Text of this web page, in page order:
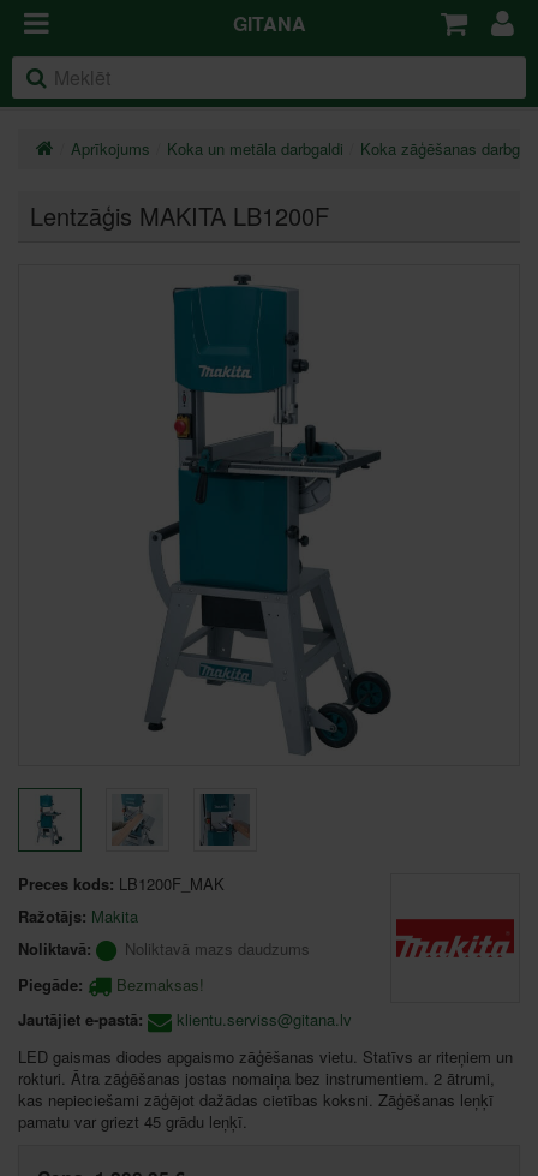
GITANA
Aprīkojums Koka un metāla darbgaldi Koka zāģēšanas
Lentzāģis MAKITA LB1200F
Preces kods: LB1200F_MAK
Ražotājs: Makita
Noliktavā:
Noliktavā mazs daudzums
Piegāde:
Bezmaksas!
Jautājiet e-pastā:
klientu.serviss@gitana.lv
LED gaismas diodes apgaismo zāģēšanas vietu. Statīvs ar riteņiem un
rokturi. Ātra zāģēšanas jostas nomaiņa bez instrumentiem. 2 ātrumi,
kas nepieciešami zāģējot dažādas cietības koksni. Zāģēšanas leņķī
pamatu var griezt 45 grādu leņķī.